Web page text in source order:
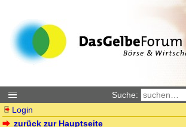
Suche:
Login
zurück zur Hauptseite